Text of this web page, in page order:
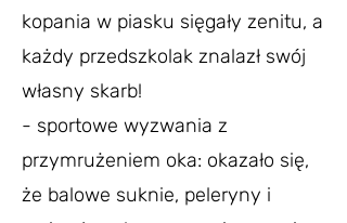
kopania w piasku sięgały zenitu, a
każdy przedszkolak znalazł swój
własny skarb!
- sportowe wyzwania z
przymrużeniem oka: okazało się,
że balowe suknie, peleryny i